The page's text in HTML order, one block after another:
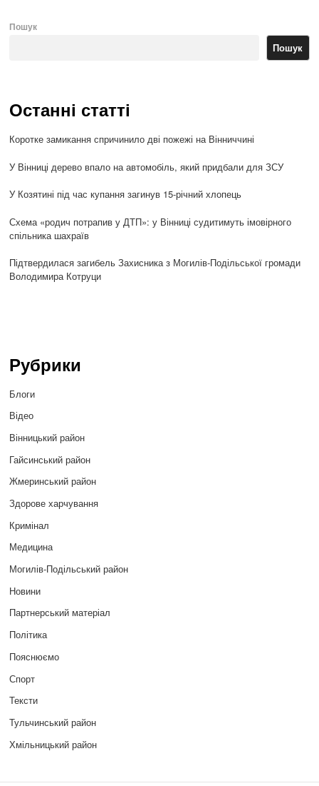
Пошук
Пошук
Останні статті
Коротке замикання спричинило дві пожежі на Вінниччині
У Вінниці дерево впало на автомобіль, який придбали для ЗСУ
У Козятині під час купання загинув 15-річний хлопець
Схема «родич потрапив у ДТП»: у Вінниці судитимуть імовірного
спільника шахраїв
Підтвердилася загибель Захисника з Могилів-Подільської громади
Володимира Котруци
Рубрики
Блоги
Відео
Вінницький район
Гайсинський район
Жмеринський район
Здорове харчування
Кримінал
Медицина
Могилів-Подільський район
Новини
Партнерський матеріал
Політика
Пояснюємо
Спорт
Тексти
Тульчинський район
Хмільницький район